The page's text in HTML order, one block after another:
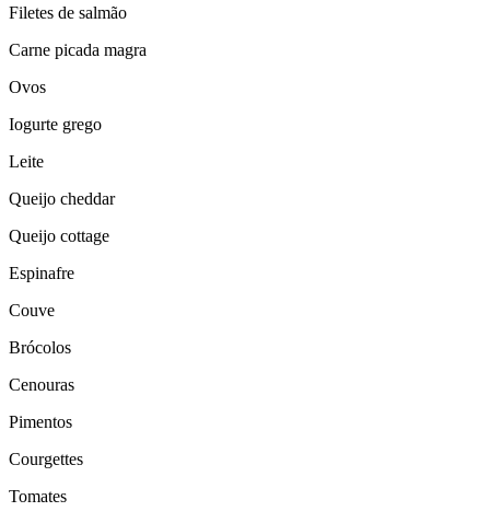
Filetes de salmão
Carne picada magra
Ovos
Iogurte grego
Leite
Queijo cheddar
Queijo cottage
Espinafre
Couve
Brócolos
Cenouras
Pimentos
Courgettes
Tomates